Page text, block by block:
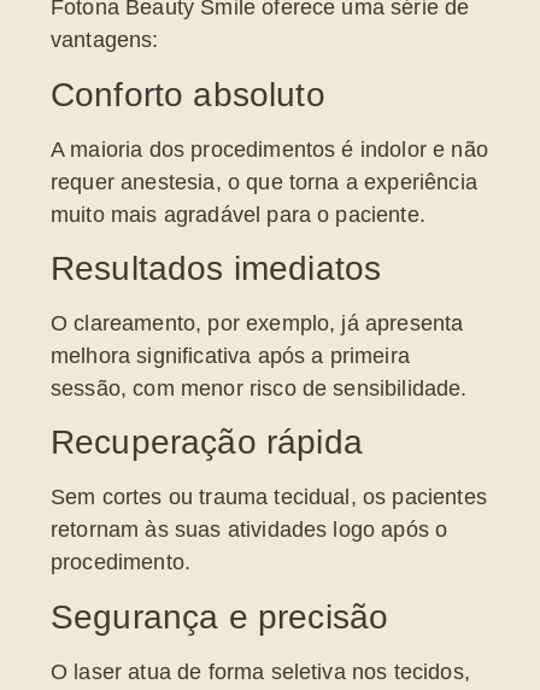
Fotona Beauty Smile oferece uma série de
vantagens:
Conforto absoluto
A maioria dos procedimentos é indolore não
requer anestesia, o que torna a experiência
muito mais agradável para o paciente.
Resultados imediatos
O clareamento, por exemplo, já apresenta
melhora significativa após a primeira
sessão, com menor risco de sensibilidade.
Recuperação rápida
Sem cortes ou trauma tecidual, os pacientes
retornam às suas atividades logo após o
procedimento.
Segurança e precisão
O laser atua de forma seletiva nos tecidos,